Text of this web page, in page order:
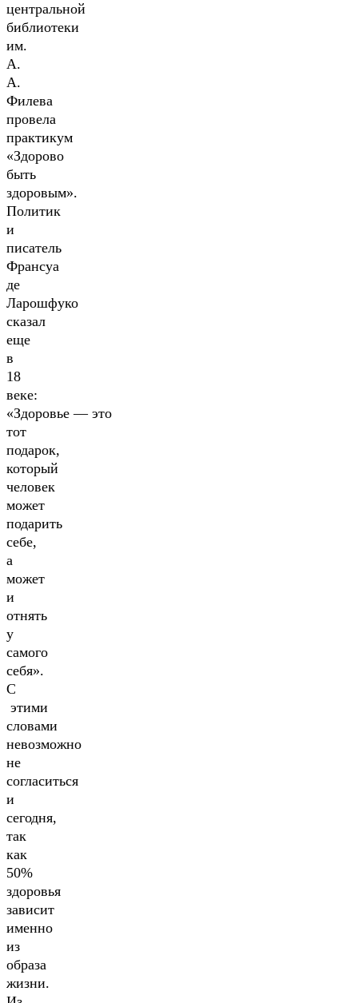
центральной
библиотеки
им.
А.
А.
Филева
провела
практикум
«Здорово
быть
здоровым».
Политик
и
писатель
Франсуа
де
Ларошфуко
сказал
еще
в
18
веке:
«Здоровье — это
тот
подарок,
который
человек
может
подарить
себе,
а
может
и
отнять
у
самого
себя».
С
этими
словами
невозможно
не
согласиться
и
сегодня,
так
как
50%
здоровья
зависит
именно
из
образа
жизни.